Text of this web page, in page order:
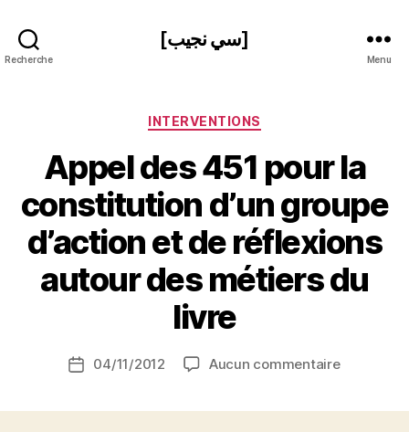
Recherche
[سي نجيب]
Menu
Catégories
INTERVENTIONS
Appel des 451 pour la
constitution d’un groupe
d’action et de réflexions
autour des métiers du
livre
de
P
a
N
e
d
i
Date04/11/2012 Aucun commentairesur